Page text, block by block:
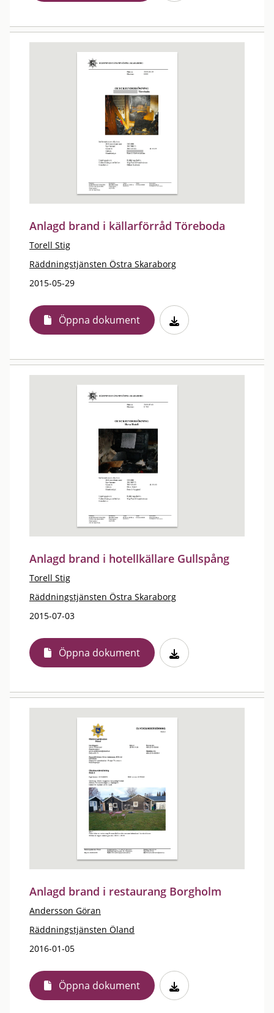
Anlagd brand i källarförråd Töreboda
Torell Stig
Räddningstjänsten Östra Skaraborg
2015-05-29
Öppna dokument
Anlagd brand i hotellkällare Gullspång
Torell Stig
Räddningstjänsten Östra Skaraborg
2015-07-03
Öppna dokument
Anlagd brand i restaurang Borgholm
Andersson Göran
Räddningstjänsten Öland
2016-01-05
Öppna dokument